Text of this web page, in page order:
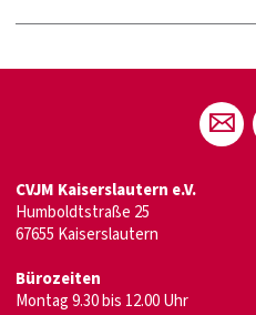
CVJM Kaiserslautern e.V.
Humboldtstraße 25
67655 Kaiserslautern
Bürozeiten
Montag 9.30 bis 12.00 Uhr